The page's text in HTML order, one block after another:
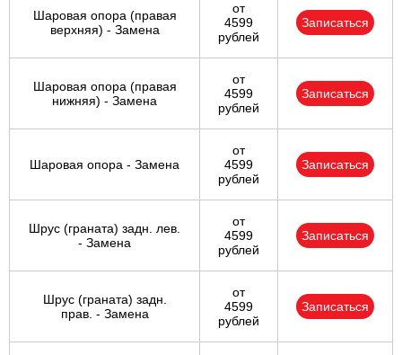
Шаровая опора (правая
верхняя) - Замена
от
4599
рублей
Записаться
Шаровая опора (правая
нижняя) - Замена
от
4599
рублей
Записаться
Шаровая опора - Замена
от
4599
рублей
Записаться
Шрус (граната) задн. лев.
- Замена
от
4599
рублей
Записаться
Шрус (граната) задн.
прав. - Замена
от
4599
рублей
Записаться